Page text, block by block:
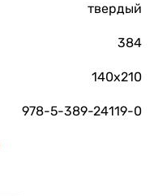
твердый
384
140х210
978-5-389-24119-0